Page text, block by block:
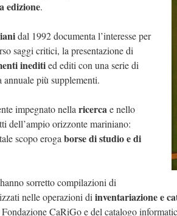
edizione.
dal 1992 documenta l’interesse per
saggi critici, la presentazione di
ineditied editi con una serie di
più supplementi.
impegnato nella ricercae nello
dell’ampio orizzonte mariniano:
scopo eroga borse di studio e di
sorretto compilazioni di
nelle operazioni di inventariazione e
CaRiGo e del catalogo